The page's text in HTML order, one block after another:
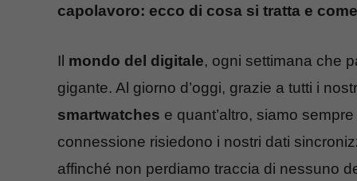
capolavoro: ecco di cosa si tratta e
Il mondo del digitale, ogni settimana che
gigante. Al giorno d’oggi, grazie a tutti i
smartwatches e quant’altro, siamo sempre
connessione risiedono i nostri dati
affinché non perdiamo traccia di nessuno